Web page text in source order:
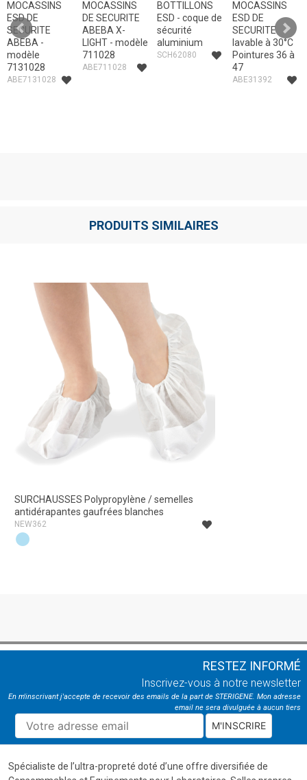
MOCASSINS
ESD DE
SECURITE
ABEBA -
modèle
7131028
ABE7131028
MOCASSINS
DE SECURITE
ABEBA X-
LIGHT - modèle
711028
ABE711028
BOTTILLONS
ESD - coque de
sécurité
aluminium
SCH62080
MOCASSINS
ESD DE
SECURITE
lavable à 30°C
Pointures 36 à
47
ABE31392
PRODUITS SIMILAIRES
SURCHAUSSES Polypropylène / semelles
antidérapantes gaufrées blanches
NEW362
RESTEZ INFORMÉ
Inscrivez-vous à notre newsletter
En m'inscrivant j'accepte de recevoir des emails de la part de STERIGENE. Mon adresse
email ne sera divulguée à aucun tiers
M'INSCRIRE
Spécialiste de l’ultra-propreté doté d’une offre diversifiée de